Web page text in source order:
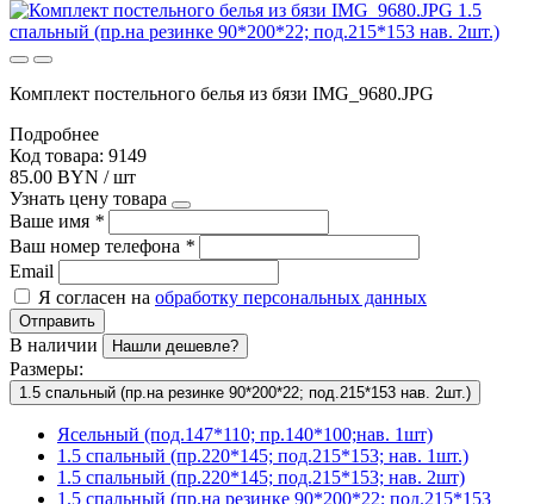
Комплект постельного белья из бязи IMG_9680.JPG
Подробнее
Код товара: 9149
85.00 BYN / шт
Узнать цену товара
Ваше имя *
Ваш номер телефона *
Email
Я согласен на обработку персональных данных
Отправить
В наличии Нашли дешевле?
Размеры:
1.5 спальный (пр.на резинке 90*200*22; под.215*153 нав. 2шт.)
Ясельный (под.147*110; пр.140*100;нав. 1шт)
1.5 спальный (пр.220*145; под.215*153; нав. 1шт.)
1.5 спальный (пр.220*145; под.215*153; нав. 2шт)
1.5 спальный (пр.на резинке 90*200*22; под.215*153